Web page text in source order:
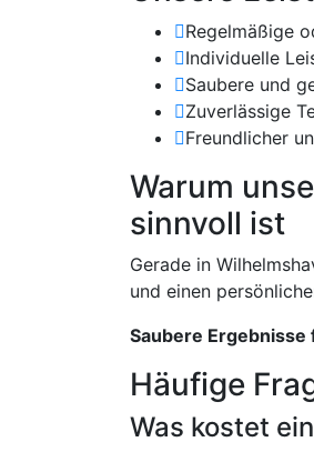
Regelmäßige
Individuelle
Saubere und
Zuverlässige
Freundlicher
Warum
sinnvoll ist
Gerade in
und einen
Saubere
Häufige
Was kostet